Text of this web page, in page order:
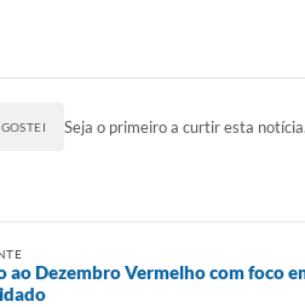
Seja o primeiro a curtir esta notícia.
ao Dezembro Vermelho com foco